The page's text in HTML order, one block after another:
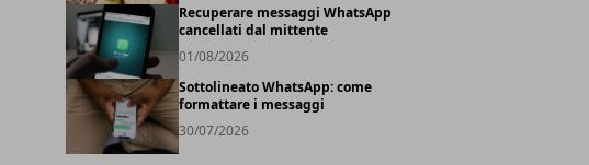
Recuperare messaggi WhatsApp
cancellati dal mittente
01/08/2026
Sottolineato WhatsApp: come
formattare i messaggi
30/07/2026